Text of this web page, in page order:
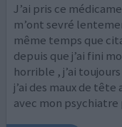
J’ai pris ce
m’ont sevré
même temps que
depuis que j’ai fini
horrible , j’ai
j’ai des maux de tête
avec mon psychiatre